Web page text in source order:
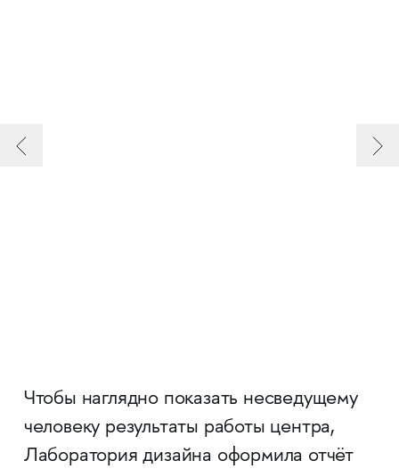
Чтобы наглядно показать несведущему
человеку результаты работы центра,
Лаборатория дизайна оформила отчёт